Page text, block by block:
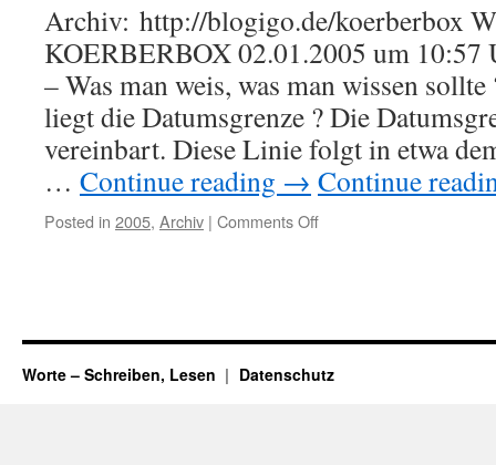
Archiv: http://blogigo.de/koerberbox
KOERBERBOX 02.01.2005 um 10:57
– Was man weis, was man wissen
liegt die Datumsgrenze ? Die
vereinbart. Diese Linie folgt in etwa
… Continue reading → Continue
Posted in 2005, Archiv | Comments Off
Worte – Schreiben, Lesen Datenschutz